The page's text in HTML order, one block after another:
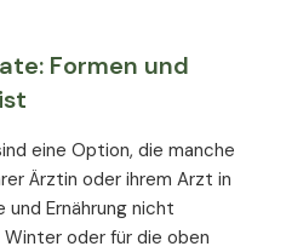
Formen und
eine Option, die manche
Ärztin oder ihrem Arzt in
Ernährung nicht
oder für die oben